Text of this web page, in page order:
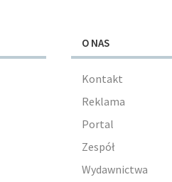
O NAS
Kontakt
Reklama
Portal
Zespół
Wydawnictwa